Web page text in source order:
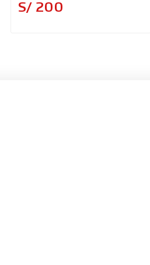
De Barras
S/ 200